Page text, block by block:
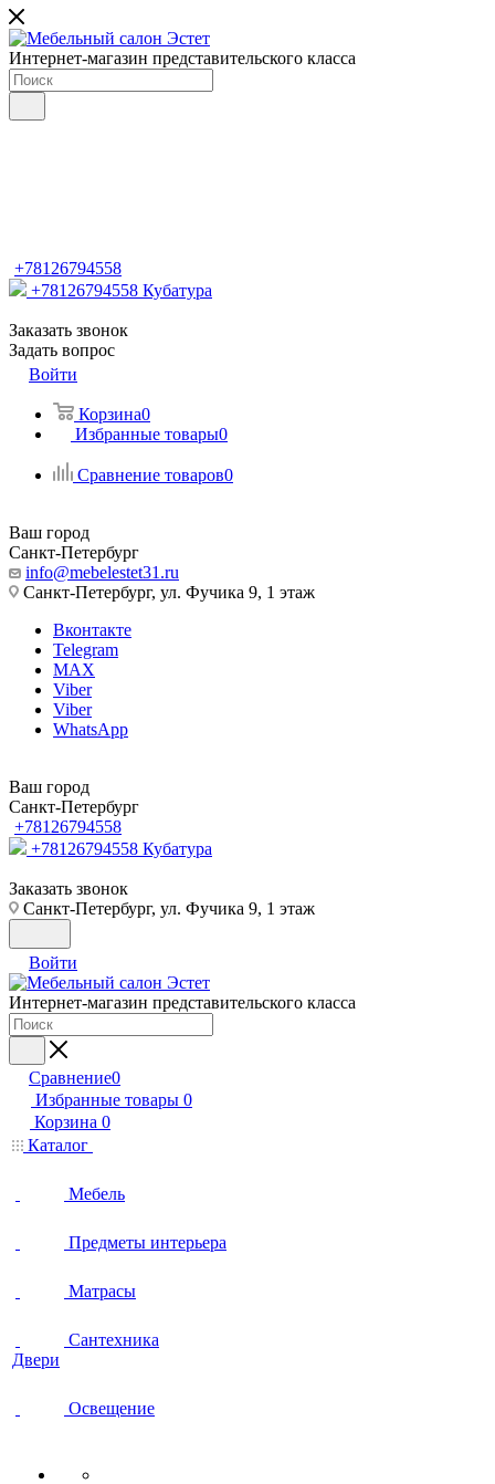
Интернет-магазин представительского класса
+78126794558
+78126794558 Кубатура
Заказать звонок
Задать вопрос
Войти
Корзина0
Избранные товары0
Сравнение товаров0
Ваш город
Санкт-Петербург
info@mebelestet31.ru
Санкт-Петербург, ул. Фучика 9, 1 этаж
Вконтакте
Telegram
MAX
Viber
Viber
WhatsApp
Ваш город
Санкт-Петербург
+78126794558
+78126794558 Кубатура
Заказать звонок
Санкт-Петербург, ул. Фучика 9, 1 этаж
Войти
Интернет-магазин представительского класса
Сравнение0
Избранные товары 0
Корзина 0
Каталог
Мебель
Предметы интерьера
Матрасы
Сантехника
Двери
Освещение